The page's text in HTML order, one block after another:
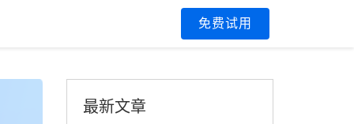
免费试用
最新文章